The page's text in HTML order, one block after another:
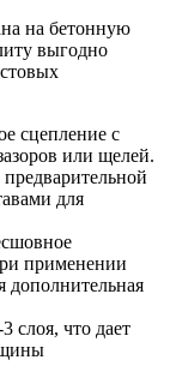
на бетонную
выгодно
сцепление с
или щелей.
для
применении
дополнительная
слоя, что дает